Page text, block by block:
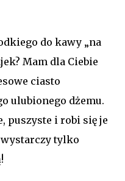
do kawy „na
Mam dla Ciebie
ciasto
ulubionego dżemu.
puszyste i robi się je
tylko